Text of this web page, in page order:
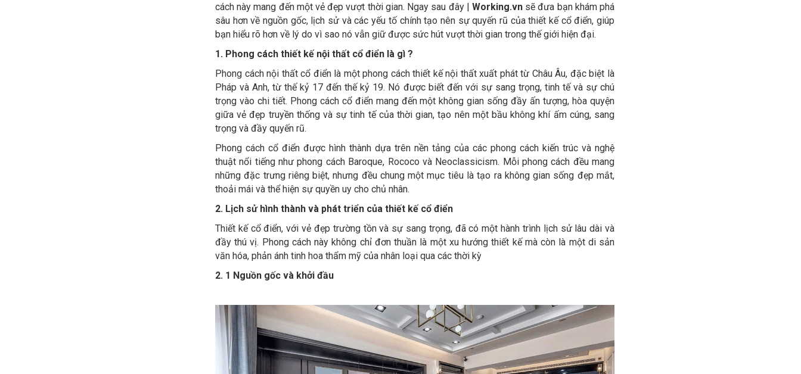
cách này mang đến một vẻ đẹp vượt thời gian. Ngay sau đây | Working.vnsẽ đưa bạn khám phá
sâu hơn về nguồn gốc, lịch sử và các yếu tố chính tạo nên sự quyến rũ của thiết kế cổ điển, giúp
bạn hiểu rõ hơn về lý do vì sao nó vẫn giữ được sức hút vượt thời gian trong thế giới hiện đại.
1. Phong cách thiết kế nội thất cổ điển là gì ?
Phong cách nội thất cổ điển là một phong cách thiết kế nội thất xuất phát từ Châu Âu, đặc biệt là
Pháp và Anh, từ thế kỷ 17 đến thế kỷ 19. Nó được biết đến với sự sang trọng, tinh tế và sự chú
trọng vào chi tiết. Phong cách cổ điển mang đến một không gian sống đầy ấn tượng, hòa quyện
giữa vẻ đẹp truyền thống và sự tinh tế của thời gian, tạo nên một bầu không khí ấm cúng, sang
trọng và đầy quyến rũ.
Phong cách cổ điển được hình thành dựa trên nền tảng của các phong cách kiến trúc và nghệ
thuật nổi tiếng như phong cách Baroque, Rococo và Neoclassicism. Mỗi phong cách đều mang
những đặc trưng riêng biệt, nhưng đều chung một mục tiêu là tạo ra không gian sống đẹp mắt,
thoải mái và thể hiện sự quyền uy cho chủ nhân.
2. Lịch sử hình thành và phát triển của thiết kế cổ điển
Thiết kế cổ điển, với vẻ đẹp trường tồn và sự sang trọng, đã có một hành trình lịch sử lâu dài và
đầy thú vị. Phong cách này không chỉ đơn thuần là một xu hướng thiết kế mà còn là một di sản
văn hóa, phản ánh tinh hoa thẩm mỹ của nhân loại qua các thời kỳ
2. 1 Nguồn gốc và khởi đầu